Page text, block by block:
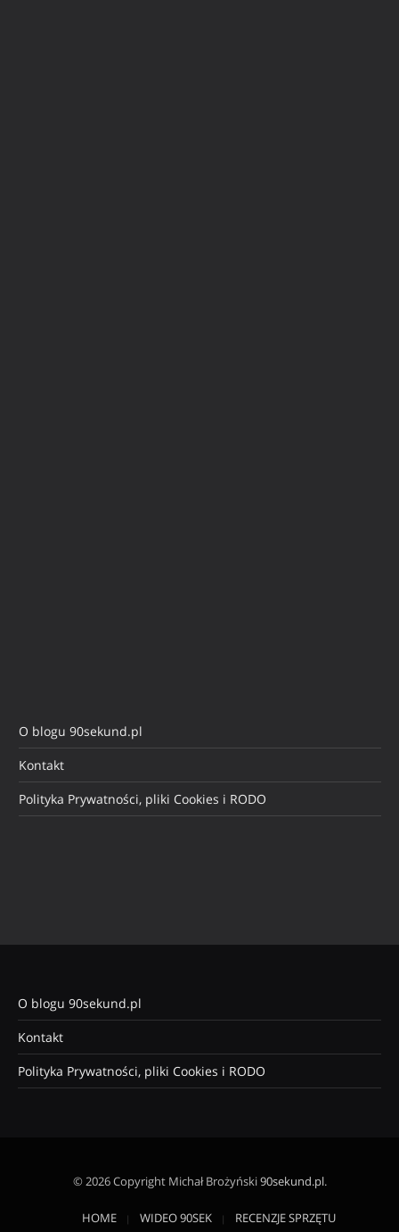
O blogu 90sekund.pl
Kontakt
Polityka Prywatności, pliki Cookies i RODO
O blogu 90sekund.pl
Kontakt
Polityka Prywatności, pliki Cookies i RODO
© 2026 Copyright Michał Brożyński90sekund.pl.
HOME WIDEO 90SEK RECENZJE SPRZĘTU